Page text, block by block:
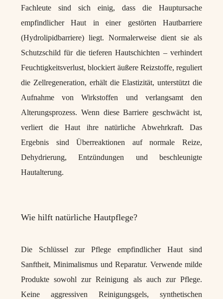
Fachleute sind sich einig, dass die Hauptursache
empfindlicher Haut in einer gestörten Hautbarriere
(Hydrolipidbarriere) liegt. Normalerweise dient sie als
Schutzschild für die tieferen Hautschichten – verhindert
Feuchtigkeitsverlust, blockiert äußere Reizstoffe, reguliert
die Zellregeneration, erhält die Elastizität, unterstützt die
Aufnahme von Wirkstoffen und verlangsamt den
Alterungsprozess. Wenn diese Barriere geschwächt ist,
verliert die Haut ihre natürliche Abwehrkraft. Das
Ergebnis sind Überreaktionen auf normale Reize,
Dehydrierung, Entzündungen und beschleunigte
Hautalterung.
Wie hilft natürliche Hautpflege?
Die Schlüssel zur Pflege empfindlicher Haut sind
Sanftheit, Minimalismus und Reparatur. Verwende milde
Produkte sowohl zur Reinigung als auch zur Pflege.
Keine aggressiven Reinigungsgels, synthetischen